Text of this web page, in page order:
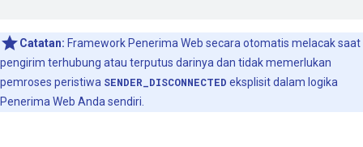
Catatan: Framework Penerima Web secara otomatis melacak saat
pengirim terhubung atau terputus darinya dan tidak memerlukan
pemroses peristiwa SENDER_DISCONNECTED eksplisit dalam logika
Penerima Web Anda sendiri.